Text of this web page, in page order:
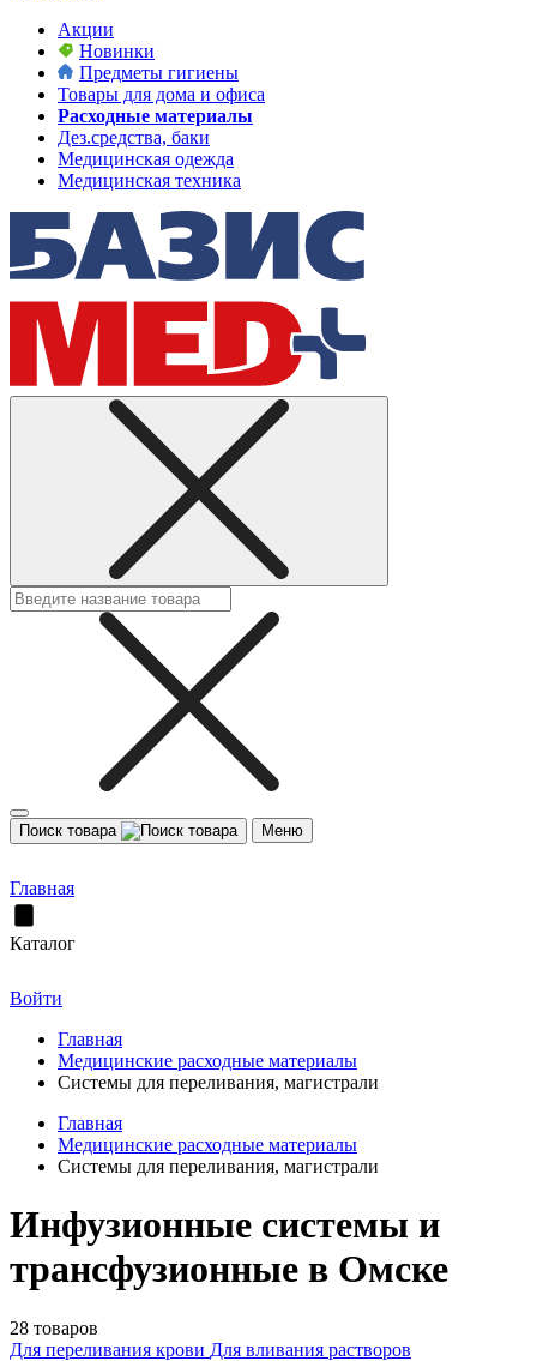
Акции
Новинки
Предметы гигиены
Товары для дома и офиса
Расходные материалы
Дез.средства, баки
Медицинская одежда
Медицинская техника
Поиск товара Меню
Главная
Каталог
Войти
Главная
Медицинские расходные материалы
Системы для переливания, магистрали
Главная
Медицинские расходные материалы
Системы для переливания, магистрали
Инфузионные системы и
трансфузионные в Омске
28 товаров
Для переливания крови Для вливания растворов